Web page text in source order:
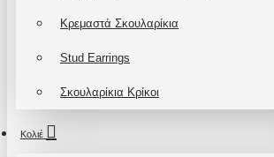
Κρεμαστά Σκουλαρίκια
Stud Earrings
Σκουλαρίκια Κρίκοι
Κολιέ